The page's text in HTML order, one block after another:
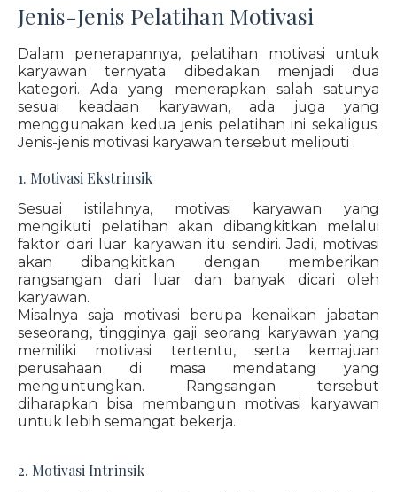
Jenis-Jenis Pelatihan Motivasi
Dalam penerapannya, pelatihan motivasi untuk
karyawan ternyata dibedakan menjadi dua
kategori. Ada yang menerapkan salah satunya
sesuai keadaan karyawan, ada juga yang
menggunakan kedua jenis pelatihan ini sekaligus.
Jenis-jenis motivasi karyawan tersebut meliputi :
1. Motivasi Ekstrinsik
Sesuai istilahnya, motivasi karyawan yang
mengikuti pelatihan akan dibangkitkan melalui
faktor dari luar karyawan itu sendiri. Jadi, motivasi
akan dibangkitkan dengan memberikan
rangsangan dari luar dan banyak dicari oleh
karyawan.
Misalnya saja motivasi berupa kenaikan jabatan
seseorang, tingginya gaji seorang karyawan yang
memiliki motivasi tertentu, serta kemajuan
perusahaan di masa mendatang yang
menguntungkan. Rangsangan tersebut
diharapkan bisa membangun motivasi karyawan
untuk lebih semangat bekerja.
2. Motivasi Intrinsik